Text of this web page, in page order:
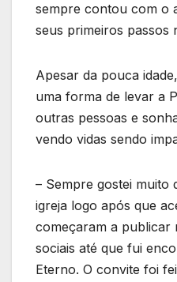
sempre contou com o
seus primeiros passos
Apesar da pouca
uma forma de levar a
outras pessoas e
vendo vidas sendo
– Sempre gostei muito
igreja logo após que
começaram a publicar
sociais até que fui
Eterno. O convite foi